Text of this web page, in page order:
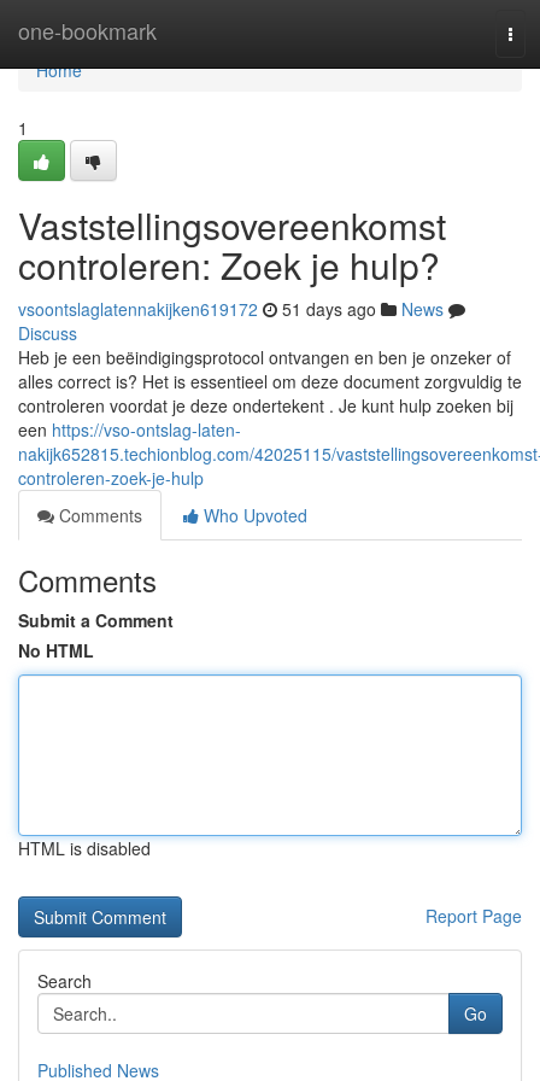
one-bookmark
Home
Home
1
Vaststellingsovereenkomst
controleren: Zoek je hulp?
vsoontslaglatennakijken619172 51 days ago
News
Discuss
Heb je een beëindigingsprotocol ontvangen en ben je onzeker of
alles correct is? Het is essentieel om deze document zorgvuldig te
controleren voordat je deze ondertekent . Je kunt hulp zoeken bij
een https://vso-ontslag-laten-
nakijk652815.techionblog.com/42025115/
controleren-zoek-je-hulp
Comments
Who Upvoted
Comments
Submit a Comment
No HTML
HTML is disabled
Report Page
Search
Go
Published News